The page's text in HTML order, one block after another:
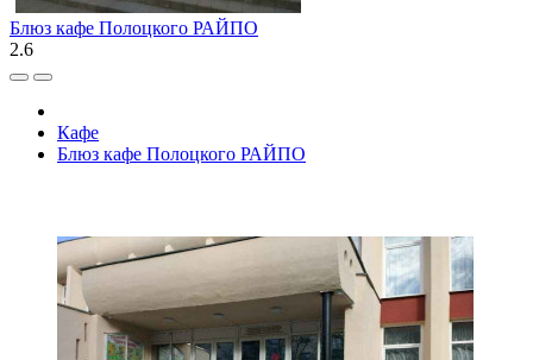
Блюз кафе Полоцкого РАЙПО
2.6
Кафе
Блюз кафе Полоцкого РАЙПО